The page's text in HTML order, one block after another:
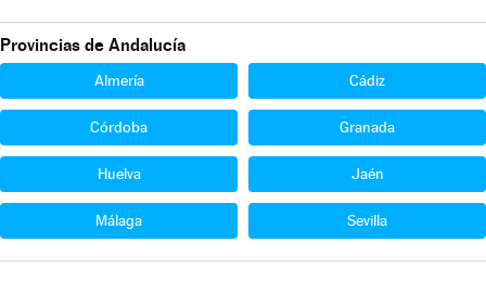
Provincias de Andalucía
Almería Cádiz
Córdoba Granada
Huelva Jaén
Málaga Sevilla